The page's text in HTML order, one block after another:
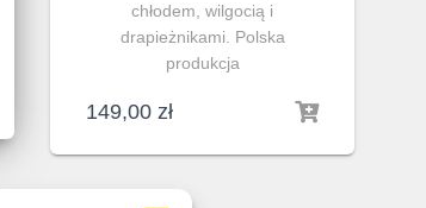
chłodem, wilgocią i
drapieżnikami. Polska
produkcja
149,00 zł